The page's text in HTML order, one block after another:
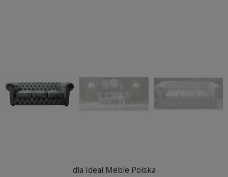
dla Ideal Meble Polska